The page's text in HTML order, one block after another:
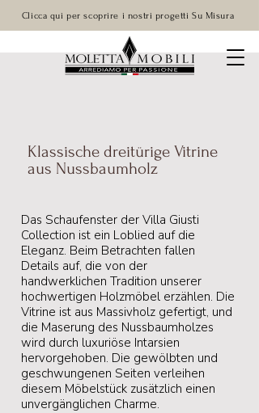
Clicca qui per scoprire i nostri progetti Su Misura
Klassische dreitürige Vitrine
aus Nussbaumholz
Das Schaufenster der Villa Giusti
Collection ist ein Loblied auf die
Eleganz. Beim Betrachten fallen
Details auf, die von der
handwerklichen Tradition unserer
hochwertigen Holzmöbel erzählen. Die
Vitrine ist aus Massivholz gefertigt, und
die Maserung des Nussbaumholzes
wird durch luxuriöse Intarsien
hervorgehoben. Die gewölbten und
geschwungenen Seiten verleihen
diesem Möbelstück zusätzlich einen
unvergänglichen Charme.